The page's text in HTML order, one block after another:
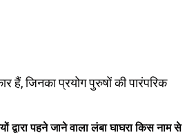
हैं, जिनका प्रयोग पुरुषों की पारंपरिक
द्वारा पहने जाने वाला लंबा घाघरा किस नाम से